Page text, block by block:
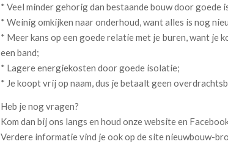
* Veel minder gehorig dan bestaande bouw door goede
* Weinig omkijken naar onderhoud, want alles is nog
* Meer kans op een goede relatie met je buren, want je
een band;
* Lagere energiekosten door goede isolatie;
* Je koopt vrij op naam, dus je betaalt geen
Heb je nog vragen?
Kom dan bij ons langs en houd onze website en
Verdere informatie vind je ook op de site nieuwbouw-